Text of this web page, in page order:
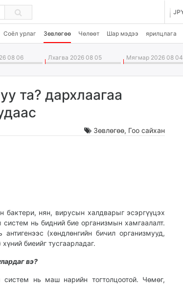
Соёл урлаг Зөвлөгөө Чөлөөт Шар мэдээ ярилцлага
08 06 Лхагва 2026 08 05 Мягмар 2026 08 04
та? дархлаагаа
Зөвлөгөө, Гоо сайхан
бактери, нян, вирусын халдварыг эсэргүүцэх
нь бидний бие организмын хамгаалалт.
(хөндлөнгийн бичил организмууд,
биеийг тусгаарладаг.
вэ?
систем нь маш нарийн тогтолцоотой. Чөмөг,